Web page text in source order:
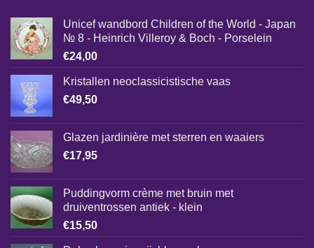
Unicef wandbord Children of the World - Japan
№ 8 - Heinrich Villeroy & Boch - Porselein
€24,00
Kristallen neoclassicistische vaas
€49,50
Glazen jardinière met sterren en waaiers
€17,95
Puddingvorm crème met bruin met
druiventrossen antiek - klein
€15,50